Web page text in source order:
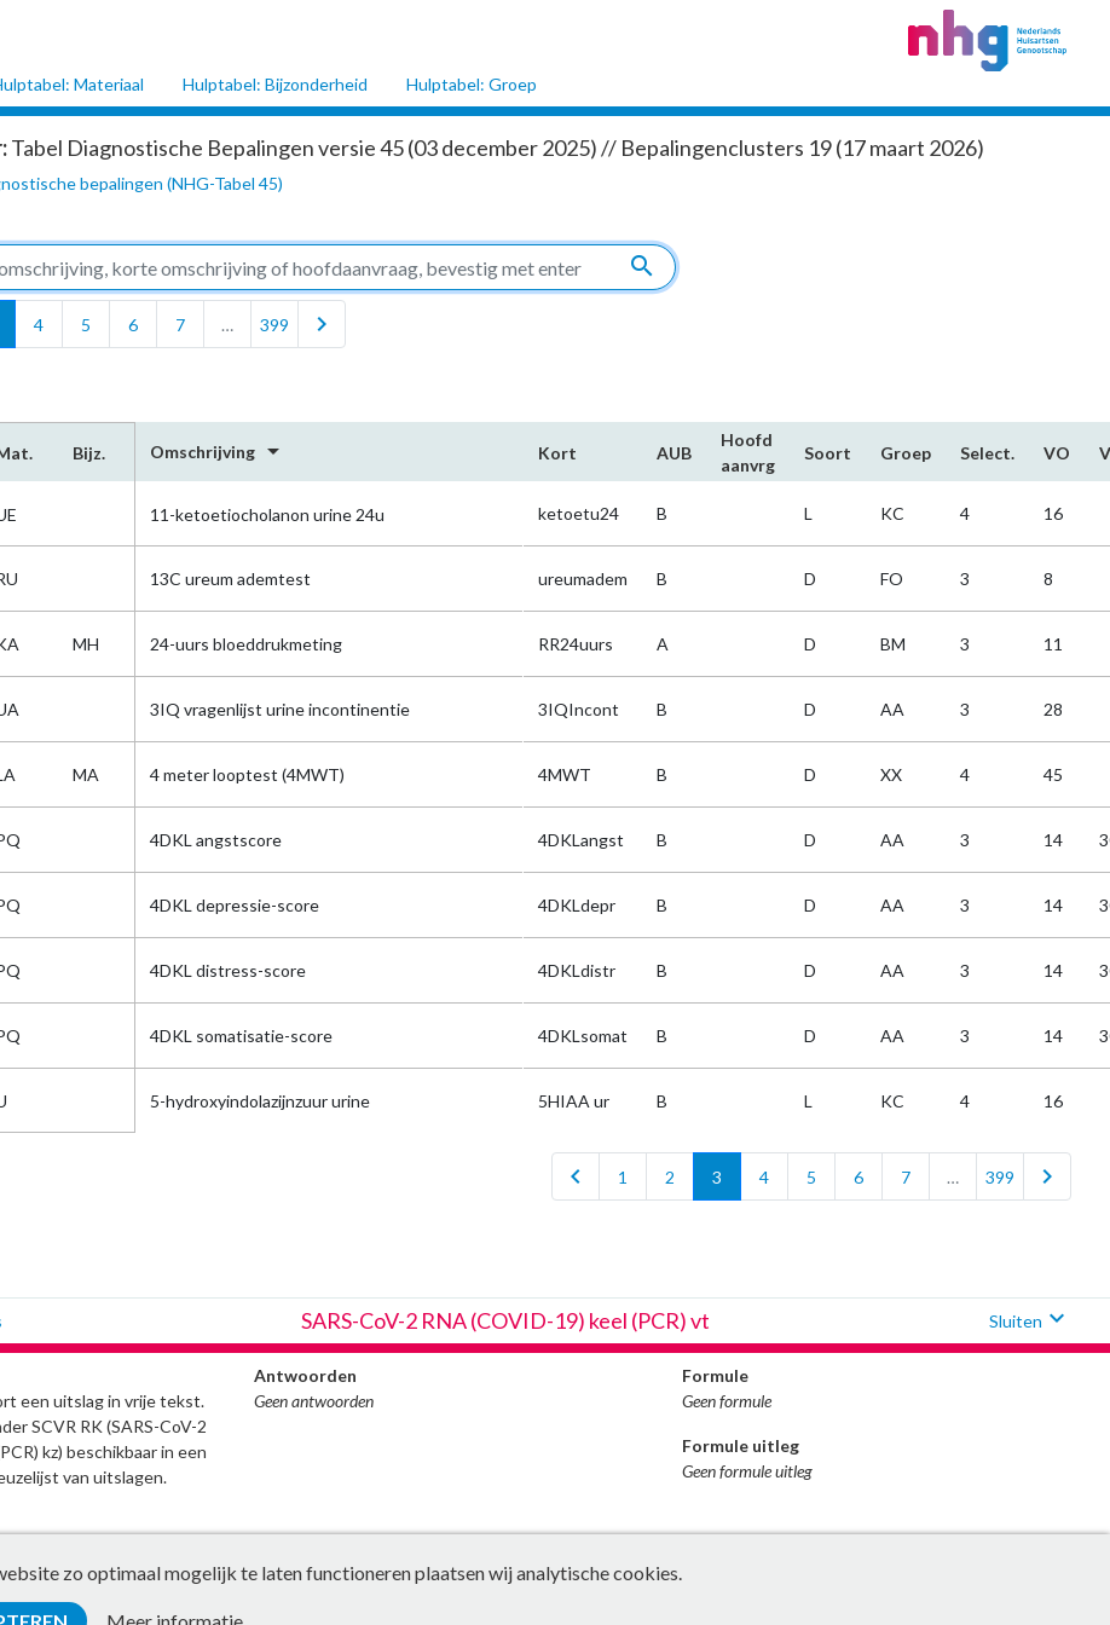
Materiaal Hulptabel: Bijzonderheid Hulptabel: Groep
Tabel Diagnostische Bepalingen versie 45 (03 december 2025) // Bepalingenclusters 19 (17 maart 2026)
bepalingen (NHG-Tabel 45)
search
4 5 6 7 … 399 chevron_right
Bijz. Omschrijving arrow_drop_down Kort AUB
Hoofd​
aanvrg
Soort Groep Select. VO
11-ketoetiocholanon urine 24u ketoetu24 B L KC 4 16
13C ureum ademtest ureumadem B D FO 3 8
MH 24-uurs bloeddrukmeting RR24uurs A D BM 3 11
3IQ vragenlijst urine incontinentie 3IQIncont B D AA 3 28
MA 4 meter looptest (4MWT) 4MWT B D XX 4 45
4DKL angstscore 4DKLangst B D AA 3 14
4DKL depressie-score 4DKLdepr B D AA 3 14
4DKL distress-score 4DKLdistr B D AA 3 14
4DKL somatisatie-score 4DKLsomat B D AA 3 14
5-hydroxyindolazijnzuur urine 5HIAA ur B L KC 4 16
chevron_left 1 2 3 4 5 6 7 … 399 chevron_right
SARS-CoV-2 RNA (COVID-19) keel (PCR) vt Sluiten expand_more
een uitslag in vrije tekst.
SCVR RK (SARS-CoV-2
kz) beschikbaar in een
van uitslagen.
Antwoorden
Geen antwoorden
Formule
Geen formule
Formule uitleg
Geen formule uitleg
zo optimaal mogelijk te laten functioneren plaatsen wij analytische cookies.